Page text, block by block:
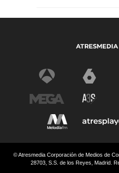
© Atresmedia Corporación de Medios de
28703, S.S. de los Reyes, Madrid.